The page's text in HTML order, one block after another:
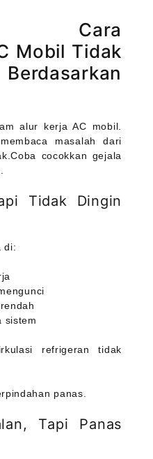
Cara
Mobil Tidak
alur kerja AC mobil.
masalah dari
cocokkan gejala
Tidak Dingin
di:
sistem
refrigeran tidak
panas.
Tapi Panas